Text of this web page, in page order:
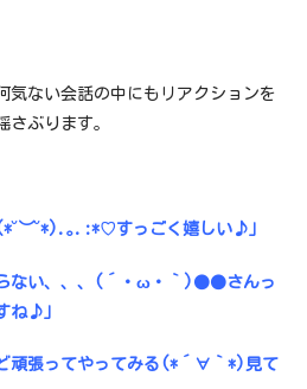
気ない会話の中にもリアクションを
さぶります。
｡.:*♡すっごく嬉しい♪」
らない、、、(´・ω・｀)●●さんっ
ね♪」
ど頑張ってやってみる(*´∀｀*)見て